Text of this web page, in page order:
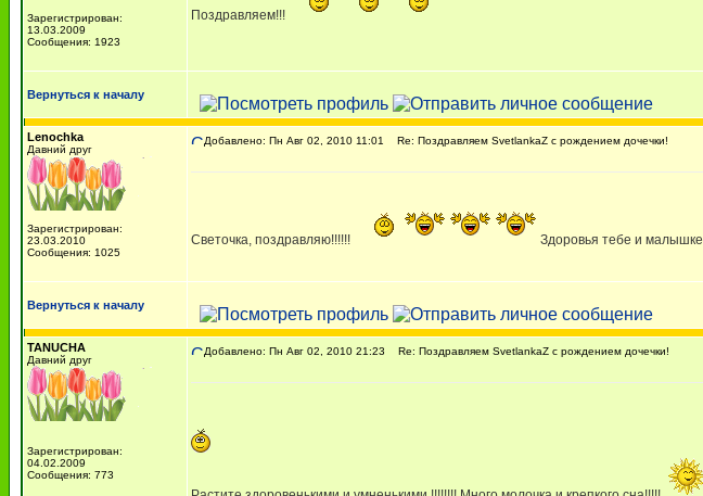
Зарегистрирован:
13.03.2009
Сообщения: 1923
Поздравляем!!!
Вернуться к началу
Lenochka
Давний друг
Зарегистрирован:
23.03.2010
Сообщения: 1025
Добавлено: Пн Авг 02, 2010 11:01 Re: Поздравляем SvetlankaZ с рождением дочечки!
Светочка, поздравляю!!!!!! Здоровья тебе и малышке
Вернуться к началу
TANUCHA
Давний друг
Зарегистрирован:
04.02.2009
Сообщения: 773
Добавлено: Пн Авг 02, 2010 21:23 Re: Поздравляем SvetlankaZ с рождением дочечки!